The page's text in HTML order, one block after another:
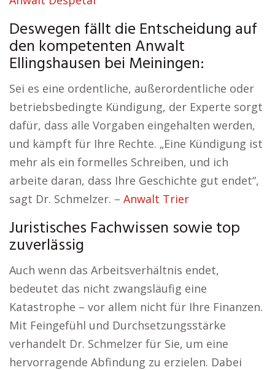
Deswegen fällt die Entscheidung auf
den kompetenten Anwalt
Ellingshausen bei Meiningen:
Sei es eine ordentliche, außerordentliche oder
betriebsbedingte Kündigung, der Experte sorgt
dafür, dass alle Vorgaben eingehalten werden,
und kämpft für Ihre Rechte. „Eine Kündigung ist
mehr als ein formelles Schreiben, und ich
arbeite daran, dass Ihre Geschichte gut endet“,
sagt Dr. Schmelzer. – Anwalt Trier
Juristisches Fachwissen sowie top
zuverlässig
Auch wenn das Arbeitsverhältnis endet,
bedeutet das nicht zwangsläufig eine
Katastrophe – vor allem nicht für Ihre Finanzen.
Mit Feingefühl und Durchsetzungsstärke
verhandelt Dr. Schmelzer für Sie, um eine
hervorragende Abfindung zu erzielen. Dabei